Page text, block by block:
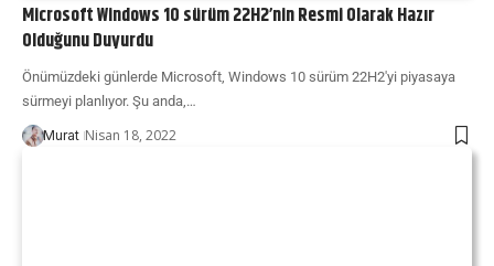
Microsoft Windows 10 sürüm 22H2’nin Resmi Olarak Hazır
Olduğunu Duyurdu
Önümüzdeki günlerde Microsoft, Windows 10 sürüm 22H2'yi piyasaya
sürmeyi planlıyor. Şu anda,…
Murat Nisan 18, 2022